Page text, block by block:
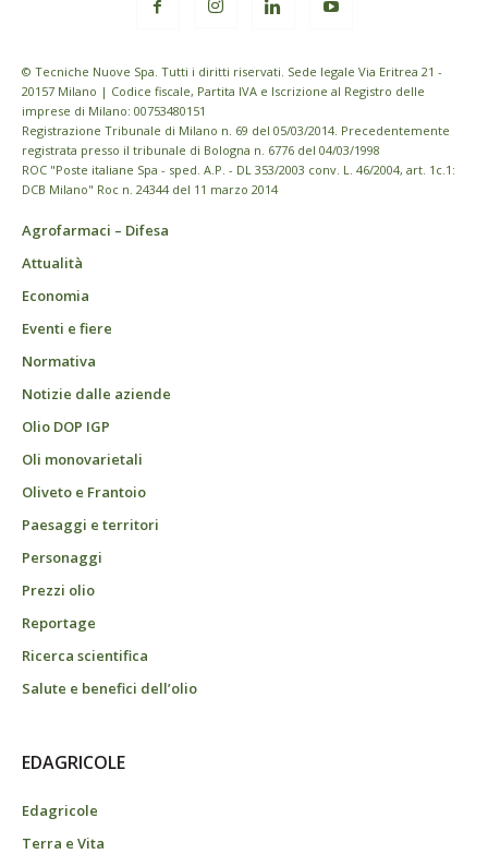
© Tecniche Nuove Spa. Tutti i diritti riservati. Sede legale Via Eritrea 21 -
20157 Milano | Codice fiscale, Partita IVA e Iscrizione al Registro delle
imprese di Milano: 00753480151
Registrazione Tribunale di Milano n. 69 del 05/03/2014. Precedentemente
registrata presso il tribunale di Bologna n. 6776 del 04/03/1998
ROC "Poste italiane Spa - sped. A.P. - DL 353/2003 conv. L. 46/2004, art. 1c.1:
DCB Milano" Roc n. 24344 del 11 marzo 2014
Agrofarmaci – Difesa
Attualità
Economia
Eventi e fiere
Normativa
Notizie dalle aziende
Olio DOP IGP
Oli monovarietali
Oliveto e Frantoio
Paesaggi e territori
Personaggi
Prezzi olio
Reportage
Ricerca scientifica
Salute e benefici dell’olio
EDAGRICOLE
Edagricole
Terra e Vita